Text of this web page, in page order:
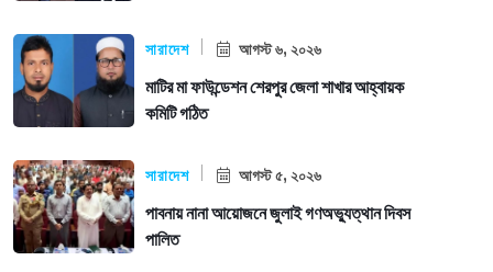
সারাদেশ আগস্ট ৬, ২০২৬
মাটির মা ফাউন্ডেশন শেরপুর জেলা শাখার আহ্বায়ক
কমিটি গঠিত
সারাদেশ আগস্ট ৫, ২০২৬
পাবনায় নানা আয়োজনে জুলাই গণঅভ্যুত্থান দিবস
পালিত